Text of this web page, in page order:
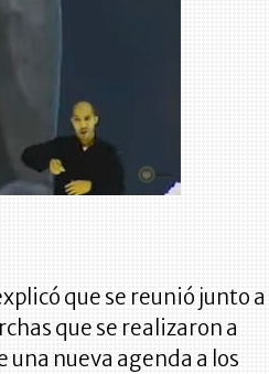
que se reunió junto a
que se realizaron a
una nueva agenda a los